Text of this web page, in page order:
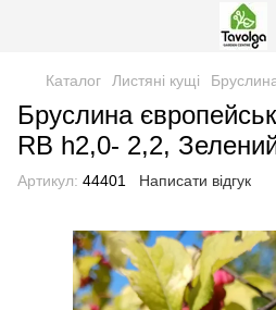
Каталог Листяні кущі
Бруслина
RB h2,0- 2,2,
Артикул: 44401 Написати відгук